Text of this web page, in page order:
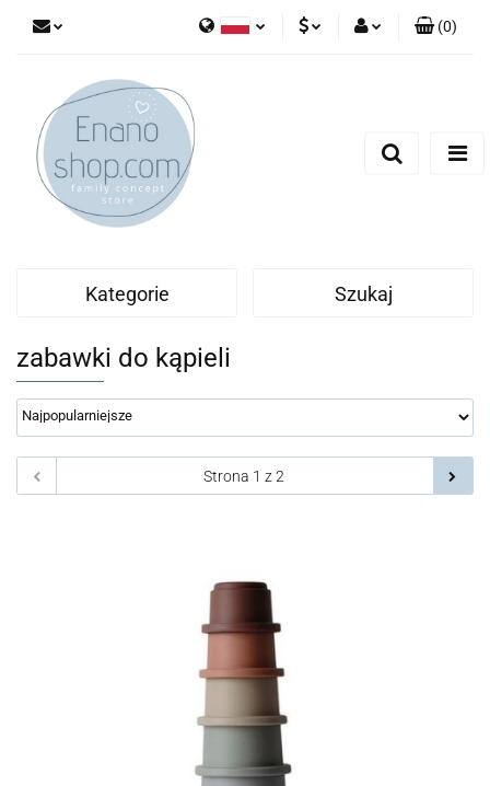
English
(0)
Kategorie Szukaj
zabawki do kąpieli